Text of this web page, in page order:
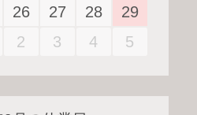
26 27 28
29
2 3 4 5